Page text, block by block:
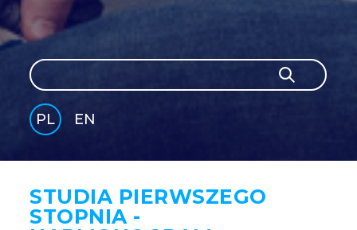
Szukaj
Szukaj
PL
EN
SH
STUDIA PIERWSZEGO
STOPNIA -